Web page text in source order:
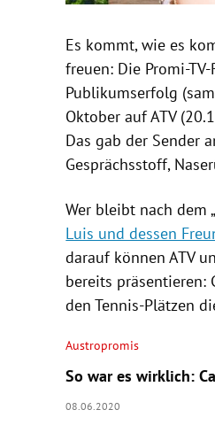
Es kommt, wie es
freuen: Die Promi-
Publikumserfolg
Oktober auf ATV
Das gab der Sender
Gesprächsstoff,
Wer bleibt nach dem
Luis und dessen
darauf können ATV
bereits präsentieren:
den Tennis-Plätzen
Austropromis
So war es wirklich:
08.06.2020